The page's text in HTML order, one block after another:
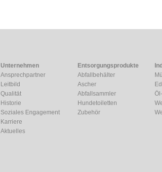
Unternehmen
Ansprechpartner
Leitbild
Qualität
Historie
Soziales Engagement
Karriere
Aktuelles
Entsorgungsprodukte
Abfallbehälter
Ascher
Abfallsammler
Hundetoiletten
Zubehör